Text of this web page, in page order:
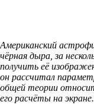
Американский
чёрная дыра, за
получить её
он рассчитал
общей теории
его расчёты на экране.